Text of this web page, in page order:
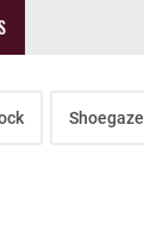
Shoegaze